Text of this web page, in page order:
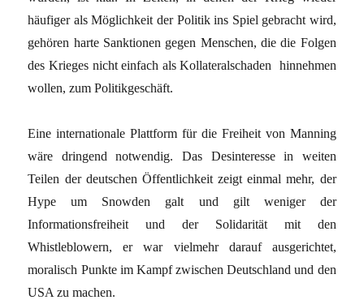
häufiger als Möglichkeit der Politik ins Spiel gebracht wird,
gehören harte Sanktionen gegen Menschen, die die Folgen
des Krieges nicht einfach als Kollateralschaden hinnehmen
wollen, zum Politikgeschäft.
Eine internationale Plattform für die Freiheit von Manning
wäre dringend notwendig. Das Desinteresse in weiten
Teilen der deutschen Öffentlichkeit zeigt einmal mehr, der
Hype um Snowden galt und gilt weniger der
Informationsfreiheit und der Solidarität mit den
Whistleblowern, er war vielmehr darauf ausgerichtet,
moralisch Punkte im Kampf zwischen Deutschland und den
USA zu machen.